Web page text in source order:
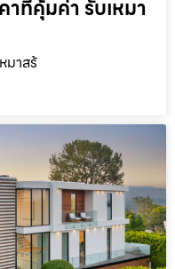
าที่คุ้มค่า รับเหมา
มาสร้